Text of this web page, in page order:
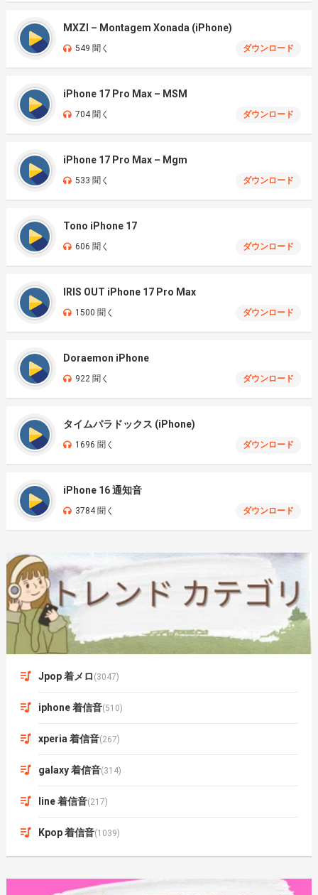
MXZI – Montagem Xonada (iPhone)
549 聞く ダウンロード
iPhone 17 Pro Max – MSM
704 聞く ダウンロード
iPhone 17 Pro Max – Mgm
533 聞く ダウンロード
Tono iPhone 17
606 聞く ダウンロード
IRIS OUT iPhone 17 Pro Max
1500 聞く ダウンロード
Doraemon iPhone
922 聞く ダウンロード
タイムパラドックス (iPhone)
1696 聞く ダウンロード
iPhone 16 通知音
3784 聞く ダウンロード
Jpop 着メロ (3047)
iphone 着信音(510)
xperia 着信音(267)
galaxy 着信音(314)
line 着信音(217)
Kpop 着信音(1039)